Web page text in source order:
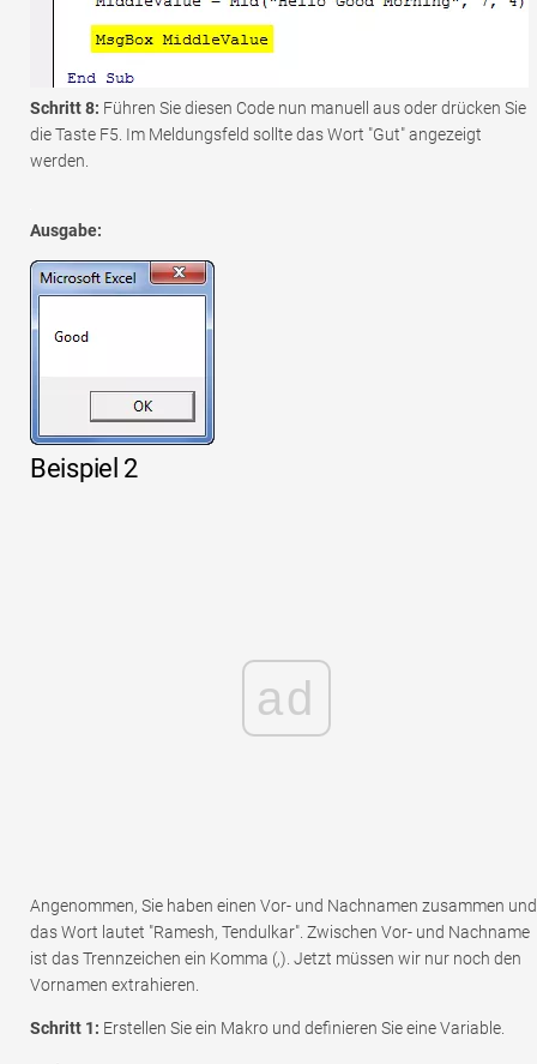
Schritt 8: Führen Sie diesen Code nun manuell aus oder drücken Sie
die Taste F5. Im Meldungsfeld sollte das Wort "Gut" angezeigt
werden.
Ausgabe:
Beispiel 2
ad
Angenommen, Sie haben einen Vor- und Nachnamen zusammen und
das Wort lautet "Ramesh, Tendulkar". Zwischen Vor- und Nachname
ist das Trennzeichen ein Komma (,). Jetzt müssen wir nur noch den
Vornamen extrahieren.
Schritt 1: Erstellen Sie ein Makro und definieren Sie eine Variable.